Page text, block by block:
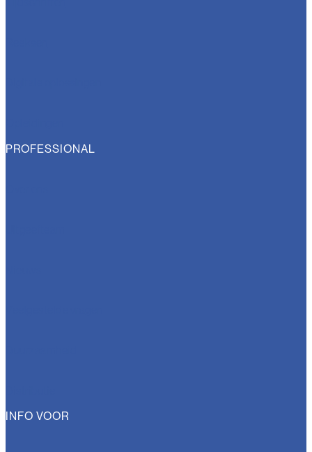
PROFESSIONAL
INFO VOOR